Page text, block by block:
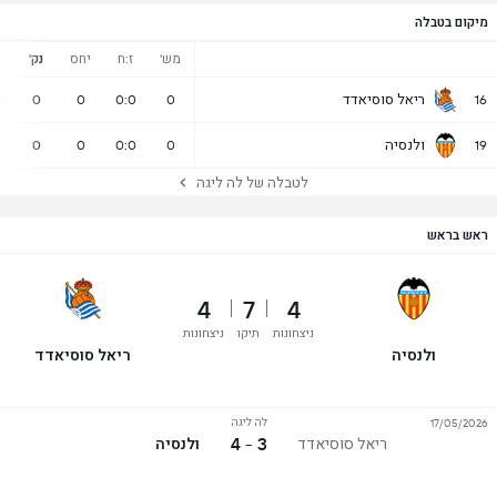
מיקום בטבלה
מש' ז:ח יחס נק'
16 ריאל סוסיאדד 0
0:0
0
0
19 ולנסיה 0
0:0
0
0
לטבלה של לה ליגה
ראש בראש
ולנסיה
4
ניצחונות
7
תיקו
4
ניצחונות
ריאל סוסיאדד
ריאל סוסיאדד
לה ליגה
3 - 4 ולנסיה
17/05/2026